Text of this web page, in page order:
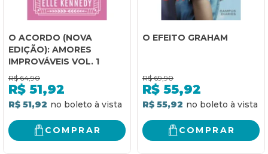
O ACORDO (NOVA
EDIÇÃO): AMORES
IMPROVÁVEIS VOL. 1
R$ 64,90
R$ 51,92
R$ 51,92
COMPRAR
O EFEITO GRAHAM
R$ 69,90
R$ 55,92
R$ 55,92
COMPRAR